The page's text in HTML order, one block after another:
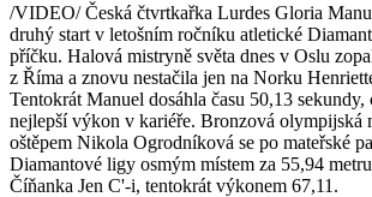
/VIDEO/ Česká čtvrtkařka Lurdes Gloria
druhý start v letošním ročníku atletické
příčku. Halová mistryně světa dnes v Oslu
z Říma a znovu nestačila jen na Norku
Tentokrát Manuel dosáhla času 50,13
nejlepší výkon v kariéře. Bronzová olympijská
oštěpem Nikola Ogrodníková se po mateřské
Diamantové ligy osmým místem za 55,94
Číňanka Jen C'-i, tentokrát výkonem 67,11.